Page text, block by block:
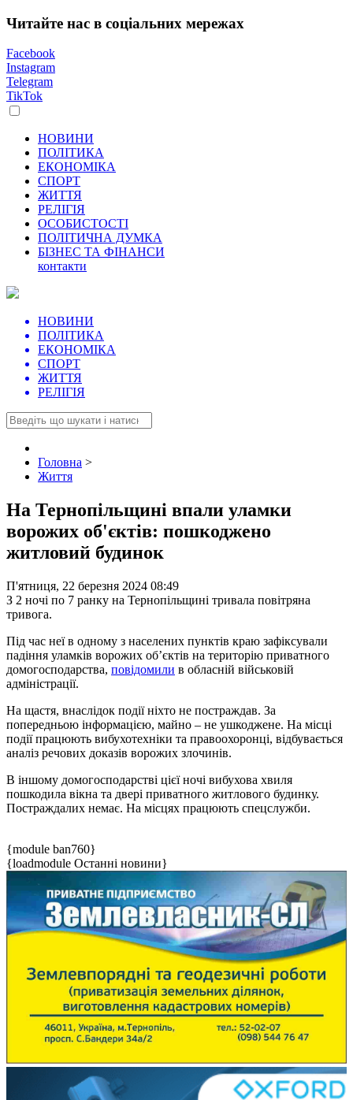
Читайте нас в соціальних мережах
Facebook
Instagram
Telegram
TikTok
НОВИНИ
ПОЛІТИКА
ЕКОНОМІКА
СПОРТ
ЖИТТЯ
РЕЛІГІЯ
ОСОБИСТОСТІ
ПОЛІТИЧНА ДУМКА
БІЗНЕС ТА ФІНАНСИ
контакти
НОВИНИ
ПОЛІТИКА
ЕКОНОМІКА
СПОРТ
ЖИТТЯ
РЕЛІГІЯ
Головна >
Життя
На Тернопільщині впали уламки
ворожих об'єктів: пошкоджено
житловий будинок
П'ятниця, 22 березня 2024 08:49
З 2 ночі по 7 ранку на Тернопільщині тривала повітряна
тривога.
Під час неї в одному з населених пунктів краю зафіксували
падіння уламків ворожих обʼєктів на територію приватного
домогосподарства, повідомили в обласній військовій
адміністрації.
На щастя, внаслідок події ніхто не постраждав. За
попередньою інформацією, майно – не ушкоджене. На місці
події працюють вибухотехніки та правоохоронці, відбувається
аналіз речових доказів ворожих злочинів.
В іншому домогосподарстві цієї ночі вибухова хвиля
пошкодила вікна та двері приватного житлового будинку.
Постраждалих немає. На місцях працюють спецслужби.
{module ban760}
{loadmodule Останні новини}